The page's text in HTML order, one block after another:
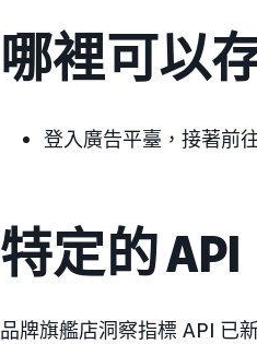
哪裡可以
登入廣告平臺，接著前
特定的 API
品牌旗艦店洞察指標 API 已